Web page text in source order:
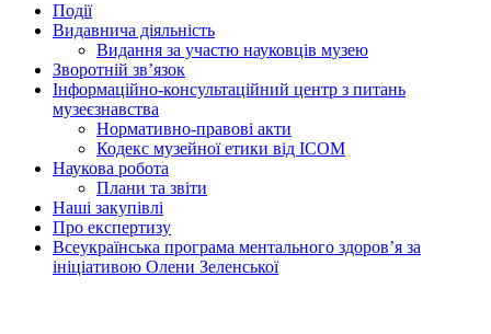
Події
Видавнича діяльність
Видання за участю науковців музею
Зворотній зв’язок
Інформаційно-консультаційний центр з питань
музеєзнавства
Нормативно-правові акти
Кодекс музейної етики від ІСОМ
Наукова робота
Плани та звіти
Наші закупівлі
Про експертизу
Всеукраїнська програма ментального здоров’я за
ініціативою Олени Зеленської